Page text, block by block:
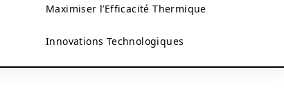
Maximiser l’Efficacité Thermique
Innovations Technologiques